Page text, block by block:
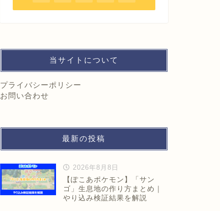
当サイトについて
プライバシーポリシー
お問い合わせ
最新の投稿
2026年8月8日
【ぽこあポケモン】「サン
ゴ」生息地の作り方まとめ｜
やり込み検証結果を解説